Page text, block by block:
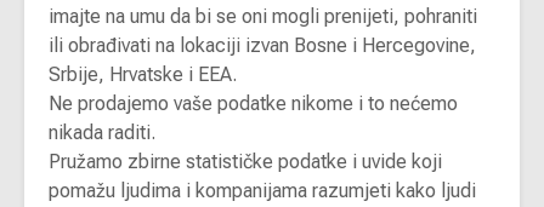
imajte na umu da bi se oni mogli prenijeti, pohraniti
ili obrađivati na lokaciji izvan Bosne i Hercegovine,
Srbije, Hrvatske i EEA.
Ne prodajemo vaše podatke nikome i to nećemo
nikada raditi.
Pružamo zbirne statističke podatke i uvide koji
pomažu ljudima i kompanijama razumjeti kako ljudi